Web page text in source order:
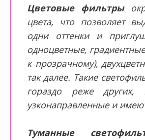
Цветовые фильтры
цвета, что позволяет
одни оттенки и
одноцветные,
к прозрачному),
так далее. Такие
гораздо реже
узконаправленные и
Туманные